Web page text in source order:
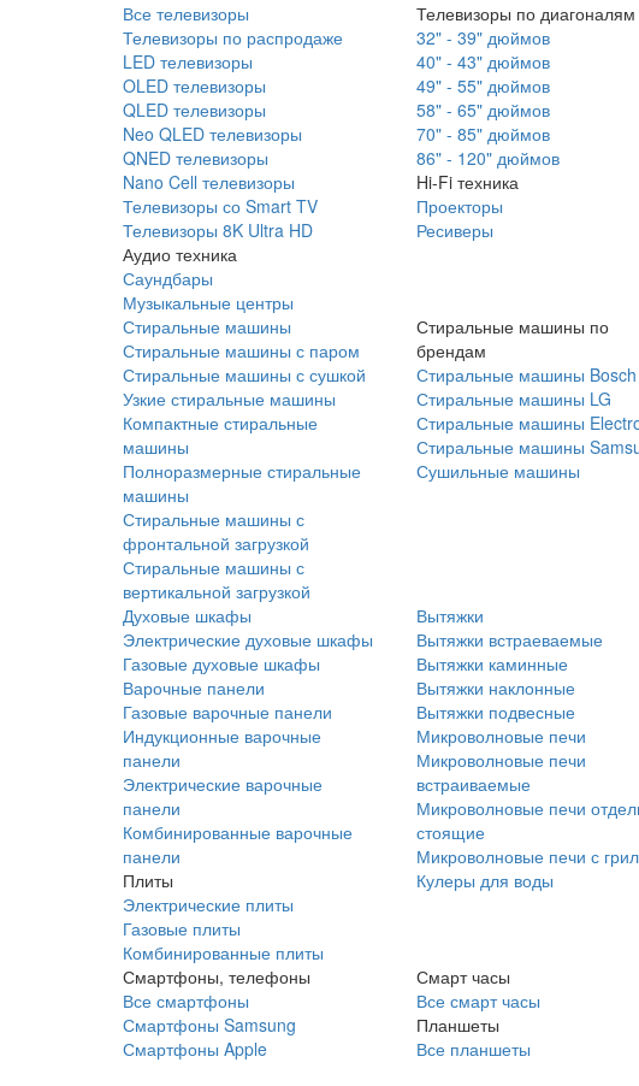
Все телевизоры
Телевизоры по распродаже
LED телевизоры
OLED телевизоры
QLED телевизоры
Neo QLED телевизоры
QNED телевизоры
Nano Cell телевизоры
Телевизоры со Smart TV
Телевизоры 8K Ultra HD
Аудио техника
Саундбары
Музыкальные центры
Телевизоры по диагоналям
32" - 39" дюймов
40" - 43" дюймов
49" - 55" дюймов
58" - 65" дюймов
70" - 85" дюймов
86" - 120" дюймов
Hi-Fi техника
Проекторы
Ресиверы
Стиральные машины
Стиральные машины с паром
Стиральные машины с сушкой
Узкие стиральные машины
Компактные стиральные
машины
Полноразмерные стиральные
машины
Стиральные машины с
фронтальной загрузкой
Стиральные машины с
вертикальной загрузкой
Стиральные машины по
брендам
Стиральные машины Bosch
Стиральные машины LG
Стиральные машины
Стиральные машины
Сушильные машины
Духовые шкафы
Электрические духовые шкафы
Газовые духовые шкафы
Варочные панели
Газовые варочные панели
Индукционные варочные
панели
Электрические варочные
панели
Комбинированные варочные
панели
Плиты
Электрические плиты
Газовые плиты
Комбинированные плиты
Вытяжки
Вытяжки встраеваемые
Вытяжки каминные
Вытяжки наклонные
Вытяжки подвесные
Микроволновые печи
Микроволновые печи
встраиваемые
Микроволновые печи
стоящие
Микроволновые печи с
Кулеры для воды
Смартфоны, телефоны
Все смартфоны
Смартфоны Samsung
Смартфоны Apple
Смарт часы
Все смарт часы
Планшеты
Все планшеты